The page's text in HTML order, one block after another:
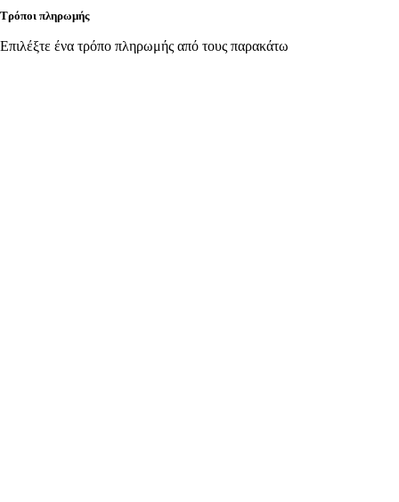
Τρόποι πληρωμής
Επιλέξτε ένα τρόπο πληρωμής από τους παρακάτω